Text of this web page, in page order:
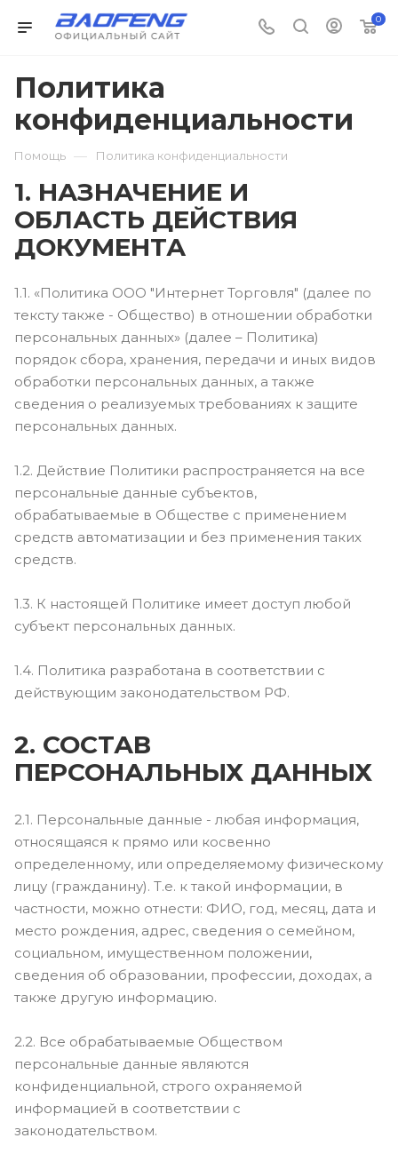
0
Политика
конфиденциальности
Помощь — Политика конфиденциальности
1. НАЗНАЧЕНИЕ И
ОБЛАСТЬ ДЕЙСТВИЯ
ДОКУМЕНТА
1.1. «Политика ООО "Интернет Торговля" (далее по
тексту также - Общество) в отношении обработки
персональных данных» (далее – Политика)
порядок сбора, хранения, передачи и иных видов
обработки персональных данных, а также
сведения о реализуемых требованиях к защите
персональных данных.
1.2. Действие Политики распространяется на все
персональные данные субъектов,
обрабатываемые в Обществе с применением
средств автоматизации и без применения таких
средств.
1.3. К настоящей Политике имеет доступ любой
субъект персональных данных.
1.4. Политика разработана в соответствии с
действующим законодательством РФ.
2. СОСТАВ
ПЕРСОНАЛЬНЫХ ДАННЫХ
2.1. Персональные данные - любая информация,
относящаяся к прямо или косвенно
определенному, или определяемому физическому
лицу (гражданину). Т.е. к такой информации, в
частности, можно отнести: ФИО, год, месяц, дата и
место рождения, адрес, сведения о семейном,
социальном, имущественном положении,
сведения об образовании, профессии, доходах, а
также другую информацию.
2.2. Все обрабатываемые Обществом
персональные данные являются
конфиденциальной, строго охраняемой
информацией в соответствии с
законодательством.